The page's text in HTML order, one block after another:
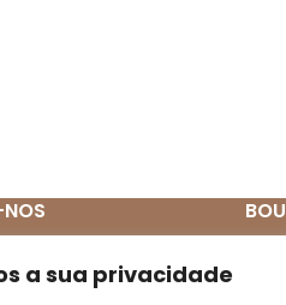
a sua privacidade
831